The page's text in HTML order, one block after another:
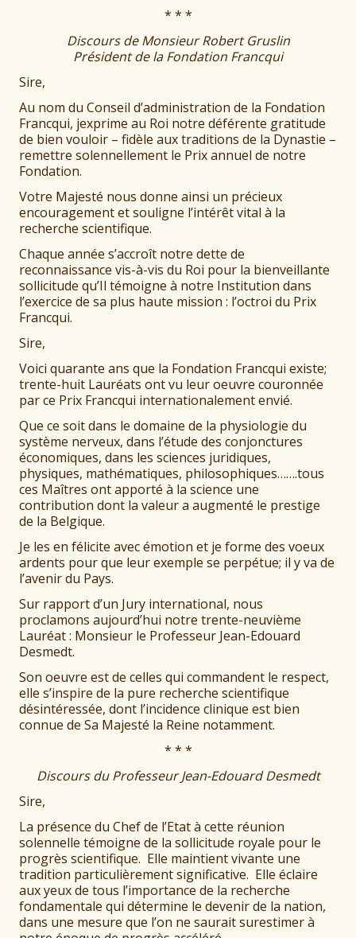
* * *
Discoursde Monsieur Robert Gruslin
Président de la Fondation Francqui
Sire,
Au nom du Conseil d’administration de la Fondation
Francqui, jexprime au Roi notre déférente gratitude
de bien vouloir – fidèle aux traditions de la Dynastie –
remettre solennellement le Prix annuel de notre
Fondation.
Votre Majesté nous donne ainsi un précieux
encouragement et souligne l’intérêt vital à la
recherche scientifique.
Chaque année s’accroît notre dette de
reconnaissance vis-à-vis du Roi pour la bienveillante
sollicitude qu’Il témoigne à notre Institution dans
l’exercice de sa plus haute mission : l’octroi du Prix
Francqui.
Sire,
Voici quarante ans que la Fondation Francqui existe;
trente-huit Lauréats ont vu leur oeuvre couronnée
par ce Prix Francqui internationalement envié.
Que ce soit dans le domaine de la physiologie du
système nerveux, dans l’étude des conjonctures
économiques, dans les sciences juridiques,
physiques, mathématiques, philosophiques…….tous
ces Maîtres ont apporté à la science une
contribution dont la valeur a augmenté le prestige
de la Belgique.
Je les en félicite avec émotion et je forme des voeux
ardents pour que leur exemple se perpétue; il y va de
l’avenir du Pays.
Sur rapport d’un Jury international, nous
proclamons aujourd’hui notre trente-neuvième
Lauréat : Monsieur le Professeur Jean-Edouard
Desmedt.
Son oeuvre est de celles qui commandent le respect,
elle s’inspire de la pure recherche scientifique
désintéressée, dont l’incidence clinique est bien
connue de Sa Majesté la Reine notamment.
* * *
Discours du Professeur Jean-Edouard Desmedt
Sire,
La présence du Chef de l’Etat à cette réunion
solennelle témoigne de la sollicitude royale pour le
progrès scientifique. Elle maintient vivante une
tradition particulièrement significative. Elle éclaire
aux yeux de tous l’importance de la recherche
fondamentale qui détermine le devenir de la nation,
dans une mesure que l’on ne saurait surestimer à